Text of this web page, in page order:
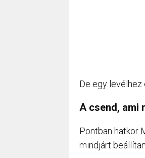
De egy levélhez
A csend, ami
Pontban hatkor
mindjárt